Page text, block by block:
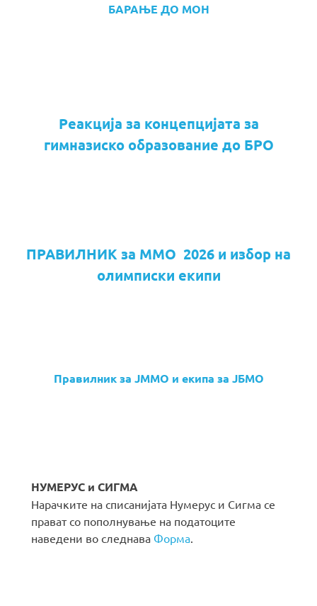
БАРАЊЕ ДО МОН
Реакција за концепцијата за
гимназиско образование до БРО
ПРАВИЛНИК за ММО 2026 и избор на
олимписки екипи
Правилник за ЈММО и екипа за ЈБМО
НУМЕРУС и СИГМА
Нарачките на списанијата Нумерус и Сигма се
прават со пополнување на податоците
наведени во следнава Форма